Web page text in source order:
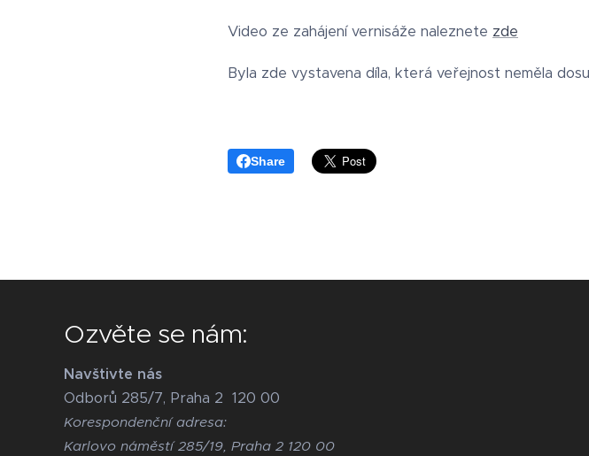
Video ze zahájení vernisáže naleznete zde
Byla zde vystavena díla, která veřejnost neměla
Share
Ozvěte se nám:
Navštivte nás
Odborů 285/7, Praha 2 120 00
Korespondenční adresa:
Karlovo náměstí 285/19, Praha 2 120 00